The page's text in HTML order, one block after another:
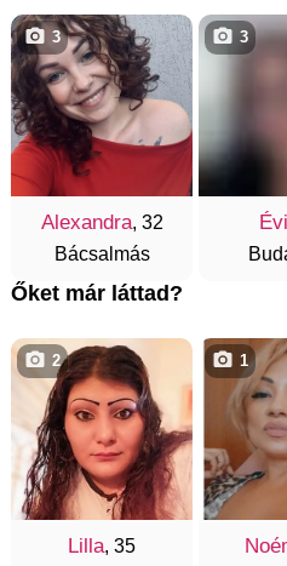
Alexandra, 32
Bácsalmás
3
Évi
3
Őket már láttad?
Lilla, 35
2 1